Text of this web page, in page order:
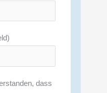
dass